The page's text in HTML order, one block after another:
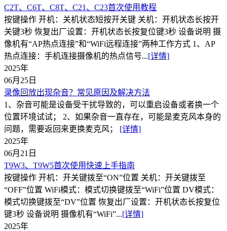
C2T、C6T、C8T、C21、C23首次使用教程
按键操作 开机：关机状态短按开关键 关机：开机状态长按开
关键3秒 恢复出厂设置：开机状态长按复位键3秒 设备说明 摄
像机有“AP热点连接”和“WiFi远程连接”两种工作方式 1、AP
热点连接：手机连接摄像机的热点信号...[详情]
2025年
06月25日
录像回放出现杂音？常见原因及解决方法
1、杂音可能是设备受干扰导致的，可以重启设备或者换一个
位置环境试试； 2、如果杂音一直存在，可能是麦克风本身的
问题，需要返回来更换麦克风； [详情]
2025年
06月21日
T9W3、T9W5首次使用快速上手指南
按键操作 开机：开关键拨至“ON”位置 关机：开关键拨至
“OFF”位置 WiFi模式：模式切换键拨至“WiFi”位置 DV模式：
模式切换键拨至“DV”位置 恢复出厂设置：开机状态长按复位
键3秒 设备说明 摄像机有“WiFi”...[详情]
2025年